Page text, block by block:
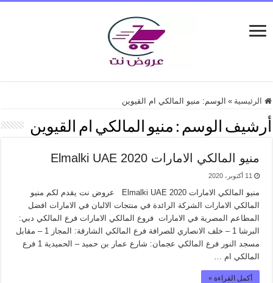
الرئيسية » الوسم: منيو المالكي ام القيوين
أرشيف الوسم : منيو المالكي ام القيوين
منيو المالكي الامارات 2020 Elmalki UAE
11 أكتوبر، 2020
منيو المالكي الامارات 2020 Elmalki UAE عروض نت يقدم لكم منيو
المالكي الامارات الشركة الرائدة في منتجات الالبان في الامارات افضل
المطاعم المصرية في الامارات فروع المالكي الامارات فرع المالكي دبي:
البرشا 1 – خلف الانصاري للصرافة فرع المالكي الشارقة: المجاز 1 – مقابل
مسجد النور فرع المالكي عجمان: شارع عمار بن حميد – الحميدية 1 فرع
المالكي ام …
أكمل القراءة »